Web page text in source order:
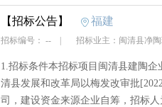
【招标公告】 福建
招标编号： -- 招标业主：闽清县净
1.招标条件本招标项目闽清县建陶
清县发展和改革局以梅发改审批
司，建设资金来源企业自筹，招标